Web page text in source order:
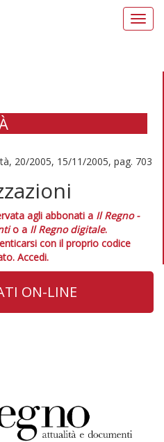
20/2005, 15/11/2005, pag. 703
agli abbonati a Il Regno -
o a Il Regno digitale.
con il proprio codice
Accedi.
ON-LINE